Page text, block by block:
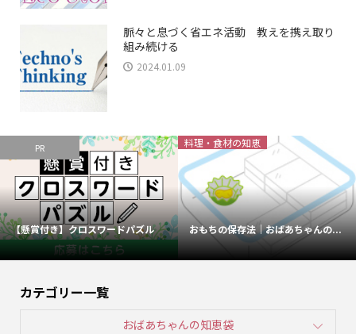
脈々と息づく省エネ活動 教えを携え取り
組み続ける
2024.01.09
PR
【懸賞付き】クロスワードパズル
料理・食材の知恵
おもちの保存法｜おばあちゃんの...
カテゴリー一覧
おばあちゃんの知恵袋